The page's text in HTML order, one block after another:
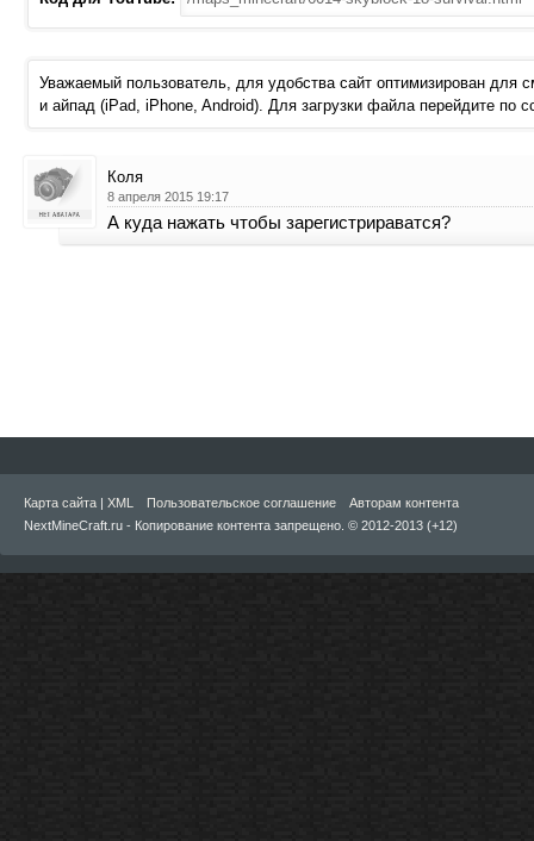
Уважаемый пользователь, для удобства сайт оптимизирован для
и айпад (iPad, iPhone, Android). Для загрузки файла перейдите по
Коля
8 апреля 2015 19:17
А куда нажать чтобы зарегистрираватся?
Карта сайта | XML Пользовательское соглашение
Авторам контента
NextMineCraft.ru - Копирование контента запрещено. © 2012-2013 (+12)